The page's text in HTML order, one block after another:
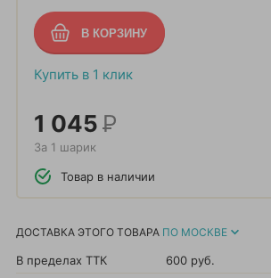
Купить в 1 клик
1 045Р
За 1 шарик
Товар в наличии
ДОСТАВКА ЭТОГО ТОВАРА ПО МОСКВЕ
В пределах ТТК 600 руб.